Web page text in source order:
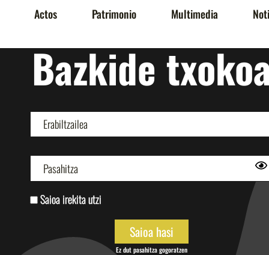
Actos Patrimonio Multimedia
Bazkide
Saioa irekita utzi
Ez dut pasahitza gogoratzen